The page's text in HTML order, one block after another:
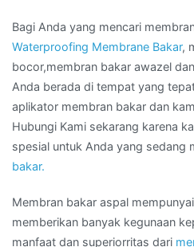
Bagi Anda yang mencari
Waterproofing Membrane Bakar,
bocor,membran bakar awazel
Anda berada di tempat yang
aplikator membran bakar dan
Hubungi Kami sekarang karena
spesial untuk Anda yang sedang
bakar.
Membran bakar aspal
memberikan banyak kegunaan
manfaat dan superiorritas dari